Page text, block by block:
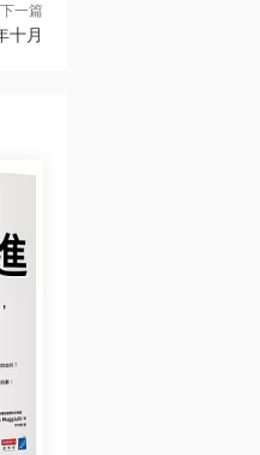
下一篇
十月